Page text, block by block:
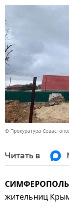
© Прокуратура
Читать в
СИМФЕРОПОЛЬ,
жительниц